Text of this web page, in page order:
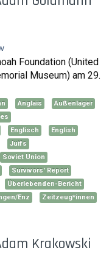
Foundation (United
Museum) am 29.
Anglais
Außenlager
Englisch
English
Juifs
Soviet Union
Survivors' Report
Überlebenden-Bericht
Enz Zeitzeug*innen
Krakowski